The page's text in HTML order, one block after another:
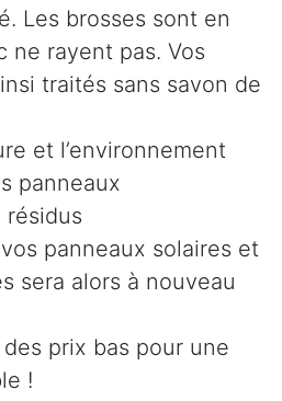
Les brosses sont en
ne rayent pas. Vos
traités sans savon de
et l’environnement
panneaux
résidus
panneaux solaires et
sera alors à nouveau
prix bas pour une
!